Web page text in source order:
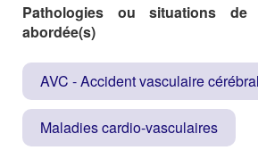
Pathologies ou situations
abordée(s)
AVC - Accident vasculaire cérébral
Maladies cardio-vasculaires